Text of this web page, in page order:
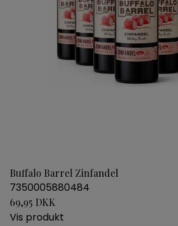
Buffalo Barrel Zinfandel
7350005880484
69,95 DKK
Vis produkt